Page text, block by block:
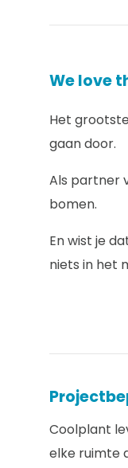
We love
Het
gaan door.
Als partner
bomen.
En wist je
niets in het
Coolplant
elke ruimte